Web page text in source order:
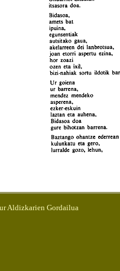
Aldizkarien Gordailua